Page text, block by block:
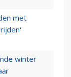
met
winter